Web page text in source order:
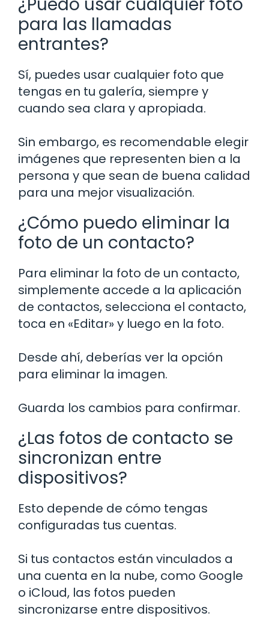
para las llamadas
entrantes?
Sí, puedes usar cualquier foto que
tengas en tu galería, siempre y
cuando sea clara y apropiada.
Sin embargo, es recomendable elegir
imágenes que representen bien a la
persona y que sean de buena calidad
para una mejor visualización.
¿Cómo puedo eliminar la
foto de un contacto?
Para eliminar la foto de un contacto,
simplemente accede a la aplicación
de contactos, selecciona el contacto,
toca en «Editar» y luego en la foto.
Desde ahí, deberías ver la opción
para eliminar la imagen.
Guarda los cambios para confirmar.
¿Las fotos de contacto se
sincronizan entre
dispositivos?
Esto depende de cómo tengas
configuradas tus cuentas.
Si tus contactos están vinculados a
una cuenta en la nube, como Google
o iCloud, las fotos pueden
sincronizarse entre dispositivos.